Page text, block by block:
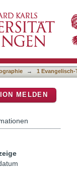
late
→ 1
MELDEN